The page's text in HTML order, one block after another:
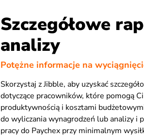
Szczegółowe
analizy
Potężne informacje na
Skorzystaj z Jibble, aby uzyskać
dotyczące pracowników, które pomogą Ci
produktywnością i kosztami
do wyliczania wynagrodzeń lub analizy i
pracy do Paychex przy minimalnym